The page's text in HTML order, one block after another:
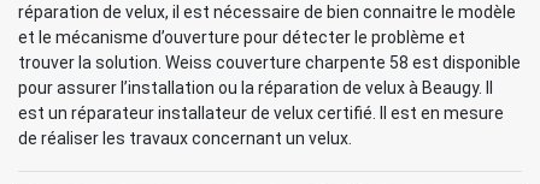
réparation de velux, il est nécessaire de bien connaitre le modèle
et le mécanisme d’ouverture pour détecter le problème et
trouver la solution. Weiss couverture charpente 58 est disponible
pour assurer l’installation ou la réparation de velux à Beaugy. Il
est un réparateur installateur de velux certifié. Il est en mesure
de réaliser les travaux concernant un velux.